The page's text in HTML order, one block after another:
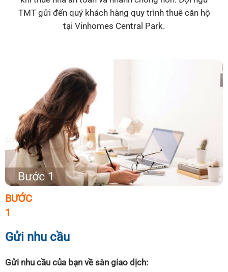
TMT gửi đến quý khách hàng quy trình thuê căn hộ
tại Vinhomes Central Park.
BƯỚC
1
Gửi nhu cầu
Gửi nhu cầu của bạn về sàn giao dịch: